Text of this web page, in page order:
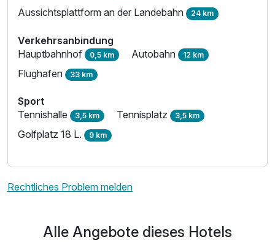
Aussichtsplattform an der Landebahn 24 km
Verkehrsanbindung
Hauptbahnhof 0,5 km Autobahn 12 km
Flughafen 33 km
Sport
Tennishalle 3,5 km Tennisplatz 3,5 km
Golfplatz 18 L. 9 km
Rechtliches Problem melden
Alle Angebote dieses Hotels